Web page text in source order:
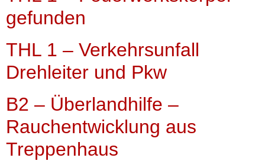
gefunden
THL 1 – Verkehrsunfall
Drehleiter und Pkw
B2 – Überlandhilfe –
Rauchentwicklung aus
Treppenhaus